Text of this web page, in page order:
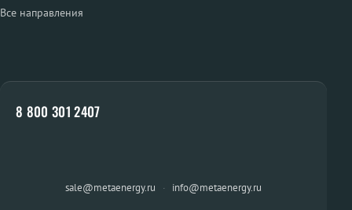
Все направления
8 800 301 2407
sale@metaenergy.ru · info@metaenergy.ru